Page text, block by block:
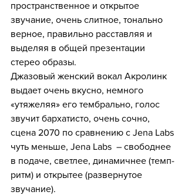
пространственное и открытое
звучание, очень слитное, тонально
верное, правильно расставляя и
выделяя в общей презентации
стерео образы.
Джазовый женский вокал Акролинк
выдает очень вкусно, немного
«утяжеляя» его тембрально, голос
звучит бархатисто, очень сочно,
сцена 2070 по сравнению с Jena Labs
чуть меньше, Jena Labs  – свободнее
в подаче, светлее, динамичнее (темп-
ритм) и открытее (развернутое
звучание).